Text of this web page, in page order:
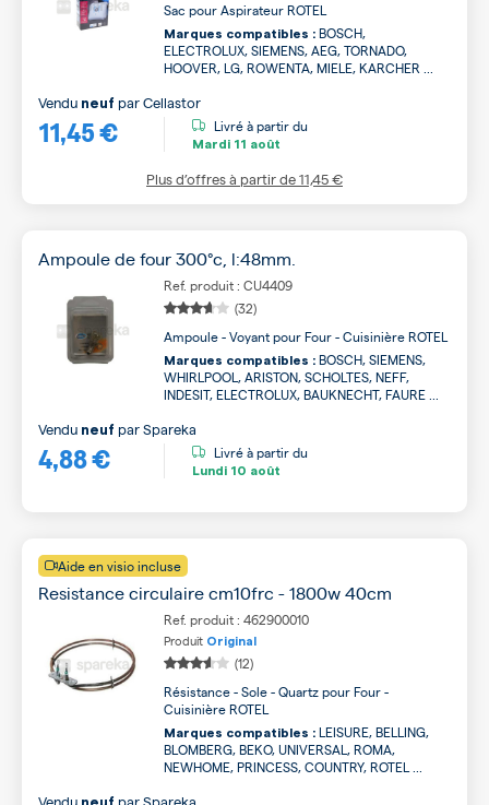
Sac pour Aspirateur ROTEL
Marques compatibles : BOSCH,
ELECTROLUX, SIEMENS, AEG, TORNADO,
HOOVER, LG, ROWENTA, MIELE, KARCHER ...
11,45 €
Vendu neuf parCellastor
Livré à partir du
Mardi 11 août
Plus d’offres à partir de11,45 €
Ampoule de four 300°c, l:48mm.
Ref. produit : CU4409
(32)
Ampoule - Voyant pour Four - Cuisinière ROTEL
Marques compatibles : BOSCH, SIEMENS,
WHIRLPOOL, ARISTON, SCHOLTES, NEFF,
INDESIT, ELECTROLUX, BAUKNECHT, FAURE ...
4,88 €
Vendu neuf parSpareka
Livré à partir du
Lundi 10 août
Aide en visio incluse
Resistance circulaire cm10frc - 1800w 40cm
Ref. produit : 462900010
Produit Original
(12)
Résistance - Sole - Quartz pour Four -
Cuisinière ROTEL
Marques compatibles : LEISURE, BELLING,
BLOMBERG, BEKO, UNIVERSAL, ROMA,
NEWHOME, PRINCESS, COUNTRY, ROTEL ...
Vendu parSpareka